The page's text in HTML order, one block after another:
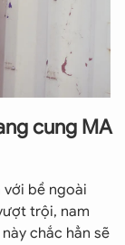
cung MA
với bề ngoài
trội, nam
chắc hẳn sẽ